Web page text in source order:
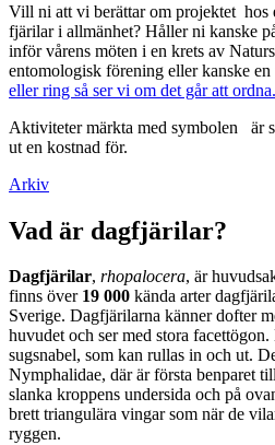
Vill ni att vi berättar om projektet hos
fjärilar i allmänhet? Håller ni kanske
inför vårens möten i en krets av
entomologisk förening eller kanske
eller ring så ser vi om det går att ordna.
Aktiviteter märkta med symbolen
är
ut en kostnad för.
Arkiv
Vad är dagfjärilar?
Dagfjärilar, rhopalocera, är
finns över 19 000 kända arter
Sverige. Dagfjärilarna känner dofter
huvudet och ser med stora
sugsnabel, som kan rullas in och ut.
Nymphalidae, där är första benparet
slanka kroppens undersida och på
brett triangulära vingar som när de
ryggen.